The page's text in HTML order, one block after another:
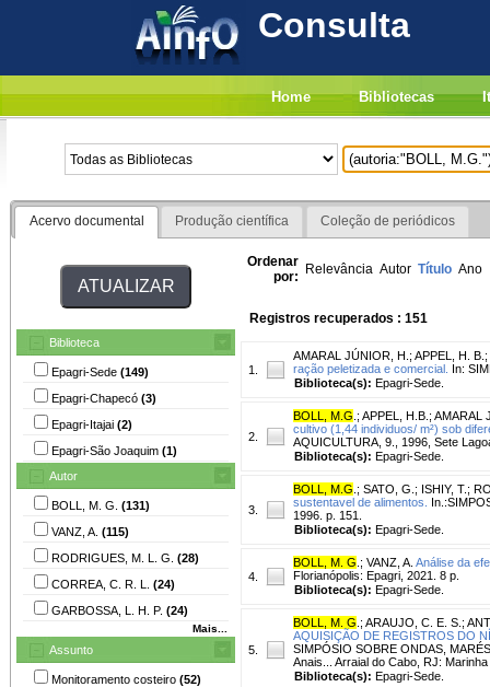
Consulta
Home Bibliotecas
Acervo documental Produção científica Coleção de periódicos
Biblioteca
Epagri-Sede (149)
Epagri-Chapecó (3)
Epagri-Itajai (2)
Epagri-São Joaquim (1)
Autor
BOLL, M. G. (131)
VANZ, A. (115)
RODRIGUES, M. L. G. (28)
CORREA, C. R. L. (24)
GARBOSSA, L. H. P. (24)
Mais...
Assunto
Monitoramento costeiro (52)
Ordenar
por: Relevância Autor Título Ano
Registros recuperados : 151
1.
AMARAL JÚNIOR, H. ; APPEL, H. B. ;
ração peletizada e comercial. In:
Biblioteca(s): Epagri-Sede.
2.
BOLL, M.G ; APPEL, H.B. ; AMARAL
cultivo (1,44 individuos/ m²) sob
AQUICULTURA, 9., 1996, Sete
Biblioteca(s): Epagri-Sede.
3.
BOLL, M.G ; SATO, G. ; ISHIY, T. ;
sustentavel de alimentos.
1996. p. 151.
Biblioteca(s): Epagri-Sede.
4.
BOLL, M. G ; VANZ, A. Análise da
Florianópolis: Epagri, 2021. 8 p.
Biblioteca(s): Epagri-Sede.
5.
BOLL, M. G ; ARAUJO, C. E. S. ;
AQUISIÇÃO DE REGISTROS DO
SIMPÓSIO SOBRE ONDAS,
Anais... Arraial do Cabo, RJ:
Biblioteca(s): Epagri-Sede.